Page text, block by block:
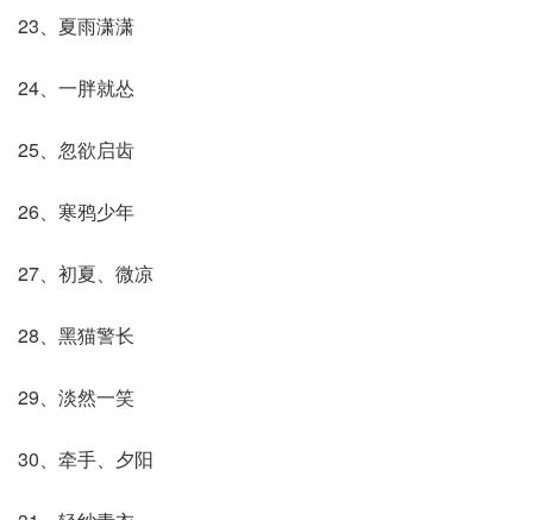
23、夏雨潇潇
24、一胖就怂
25、忽欲启齿
26、寒鸦少年
27、初夏、微凉
28、黑猫警长
29、淡然一笑
30、牵手、夕阳